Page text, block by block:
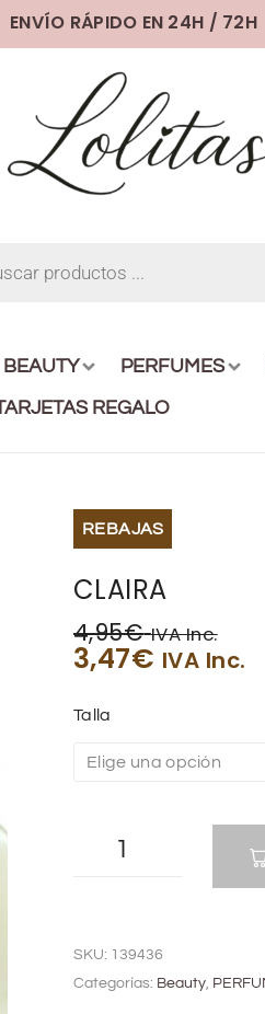
ENVÍO RÁPIDO EN 24H / 72H
BEAUTY PERFUMES
REGALO
REBAJAS
CLAIRA
4,95€ IVA Inc.
3,47€ IVA Inc.
Talla
t
SKU: 139436
Categorías: Beauty,